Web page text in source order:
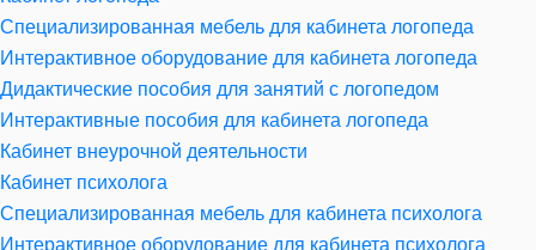
Специализированная мебель для кабинета логопеда
Интерактивное оборудование для кабинета логопеда
Дидактические пособия для занятий с логопедом
Интерактивные пособия для кабинета логопеда
Кабинет внеурочной деятельности
Кабинет психолога
Специализированная мебель для кабинета психолога
Интерактивное оборудование для кабинета психолога